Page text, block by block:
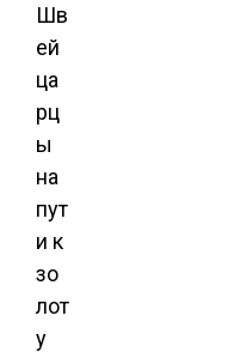
Шв
ей
ца
рц
ы
на
пут
и к
зо
лот
у